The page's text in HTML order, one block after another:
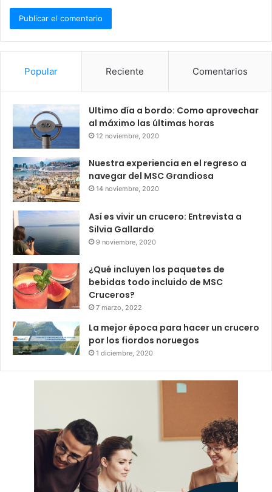
Popular Reciente Comentarios
Ultimo día a bordo: Como aprovechar
al máximo las últimas horas
12 noviembre, 2020
Nuestra experiencia en el regreso a
navegar del MSC Grandiosa
14 noviembre, 2020
Así es vivir un crucero: Entrevista a
Silvia Gallardo
9 noviembre, 2020
¿Qué incluyen los paquetes de
bebidas todo incluido de MSC
Cruceros?
7 marzo, 2022
La mejor época para hacer un crucero
por los fiordos noruegos
1 diciembre, 2020